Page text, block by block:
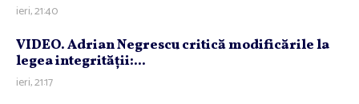
ieri, 21:40
VIDEO. Adrian Negrescu critică modificările la
legea integrităţii:...
ieri, 21:17